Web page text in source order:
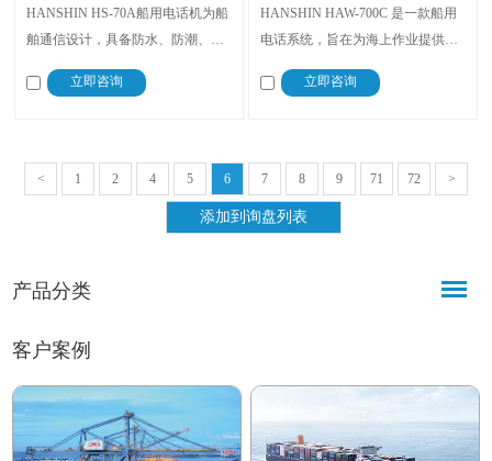
HANSHIN HS-70A船用电话机为船
舶通信设计，具备防水、防潮、防
盐雾特性，适应海洋恶劣环境。采
用材料坚固制造，配备清晰通话手
满足船员日常及紧急通信需求，是
船舶通信重要设备。
立即咨询
HANSHIN HAW-700C 是一款船用
电话系统，旨在为海上作业提供可
靠高效的船载通信。该自动交换电
话系统由 Hanshin Electric Mfg. 公司
立即咨询
< 1 2 4 5 6 7 8 9 71 72 >
产品分类
客户案例